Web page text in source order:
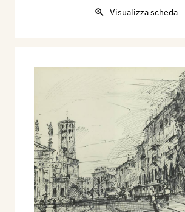
Visualizza scheda